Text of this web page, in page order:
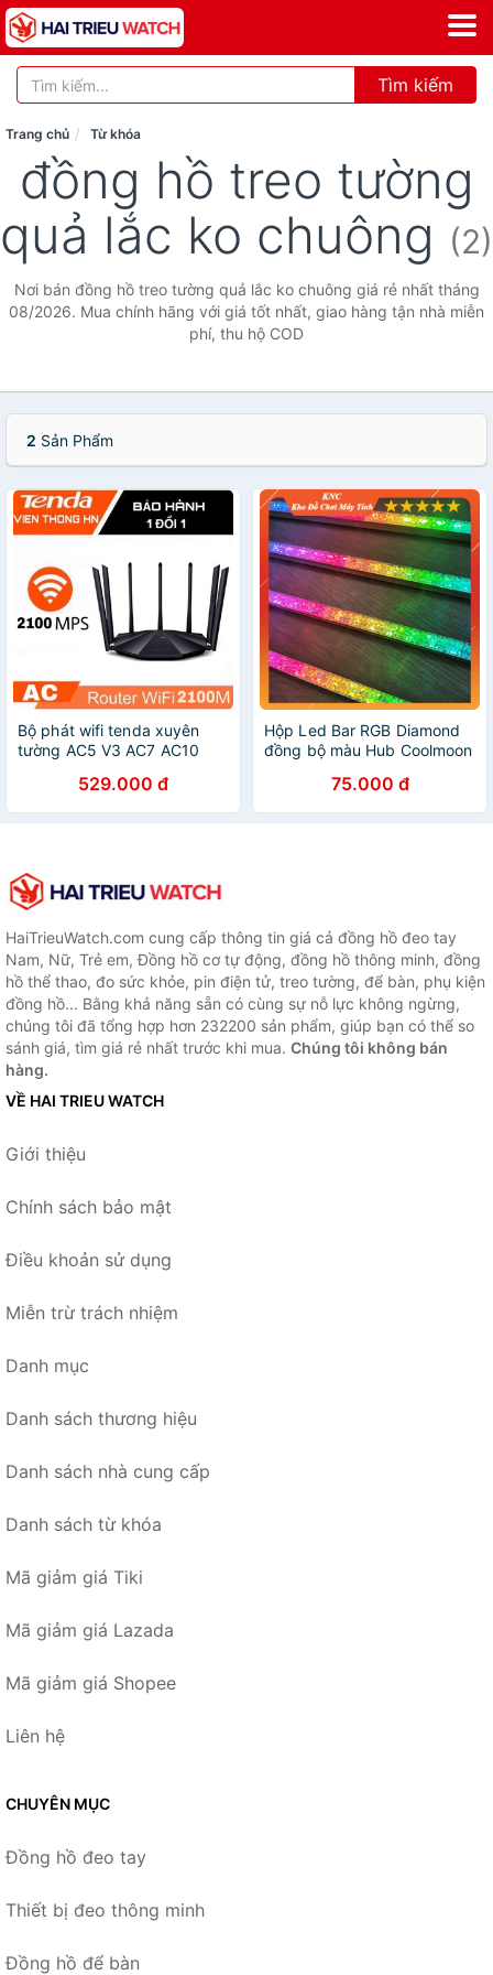
Tìm kiếm
Trang chủ Từ khóa
đồng hồ treo tường
quả lắc ko chuông (2)
Nơi bán đồng hồ treo tường quả lắc ko chuông giá rẻ nhất tháng
08/2026. Mua chính hãng với giá tốt nhất, giao hàng tận nhà miễn
phí, thu hộ COD
2 Sản Phẩm
Bộ phát wifi tenda xuyên
tường AC5 V3 AC7 AC10
kích sóng router nối sóng
khuếch đại - vienthonghn
529.000 đ
Hộp Led Bar RGB Diamond
đồng bộ màu Hub Coolmoon
75.000 đ
HaiTrieuWatch.com cung cấp thông tin giá cả đồng hồ đeo tay
Nam, Nữ, Trẻ em, Đồng hồ cơ tự động, đồng hồ thông minh, đồng
hồ thể thao, đo sức khỏe, pin điện tử, treo tường, để bàn, phụ kiện
đồng hồ... Bằng khả năng sẵn có cùng sự nỗ lực không ngừng,
chúng tôi đã tổng hợp hơn 232200 sản phẩm, giúp bạn có thể so
sánh giá, tìm giá rẻ nhất trước khi mua. Chúng tôi không bán
hàng.
VỀ HAI TRIEU WATCH
Giới thiệu
Chính sách bảo mật
Điều khoản sử dụng
Miễn trừ trách nhiệm
Danh mục
Danh sách thương hiệu
Danh sách nhà cung cấp
Danh sách từ khóa
Mã giảm giá Tiki
Mã giảm giá Lazada
Mã giảm giá Shopee
Liên hệ
CHUYÊN MỤC
Đồng hồ đeo tay
Thiết bị đeo thông minh
Đồng hồ để bàn